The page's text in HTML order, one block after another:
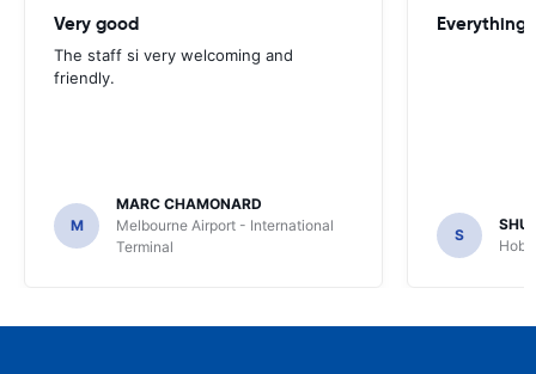
Very good
The staff si very welcoming and
friendly.
M
MARC CHAMONARD
Melbourne Airport - International
Terminal
Everything
S